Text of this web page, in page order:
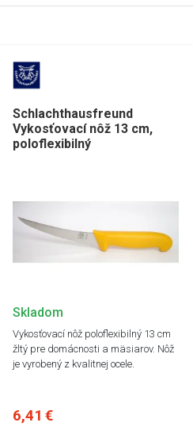
Schlachthausfreund
Vykosťovací nôž 13 cm,
poloflexibilný
Skladom
Vykosťovací nôž poloflexibilný 13 cm
žltý pre domácnosti a mäsiarov. Nôž
je vyrobený z kvalitnej ocele.
6,41 €